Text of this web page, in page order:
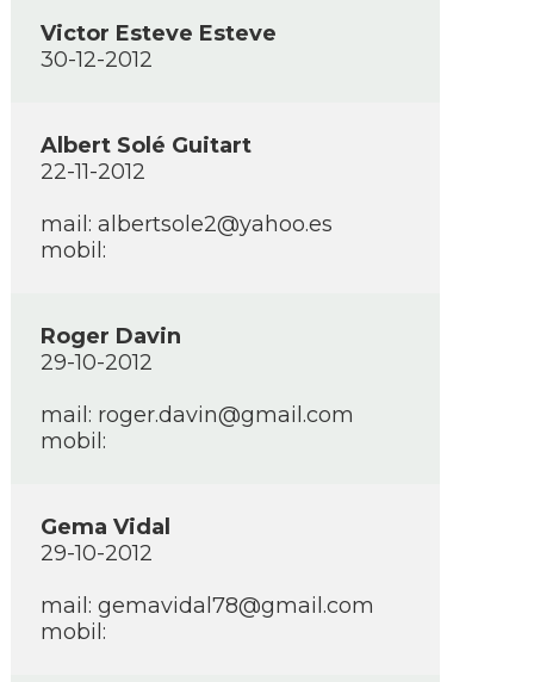
Victor Esteve Esteve
30-12-2012
Albert Solé Guitart
22-11-2012
mail: albertsole2@yahoo.es
mobil:
Roger Davin
29-10-2012
mail: roger.davin@gmail.com
mobil:
Gema Vidal
29-10-2012
mail: gemavidal78@gmail.com
mobil: